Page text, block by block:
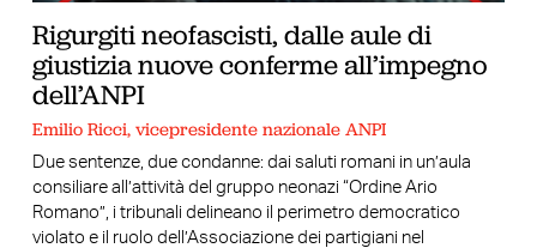
Rigurgiti neofascisti, dalle aule di
giustizia nuove conferme all’impegno
dell’ANPI
Emilio Ricci, vicepresidente nazionale ANPI
Due sentenze, due condanne: dai saluti romani in un’aula
consiliare all’attività del gruppo neonazi “Ordine Ario
Romano”, i tribunali delineano il perimetro democratico
violato e il ruolo dell’Associazione dei partigiani nel